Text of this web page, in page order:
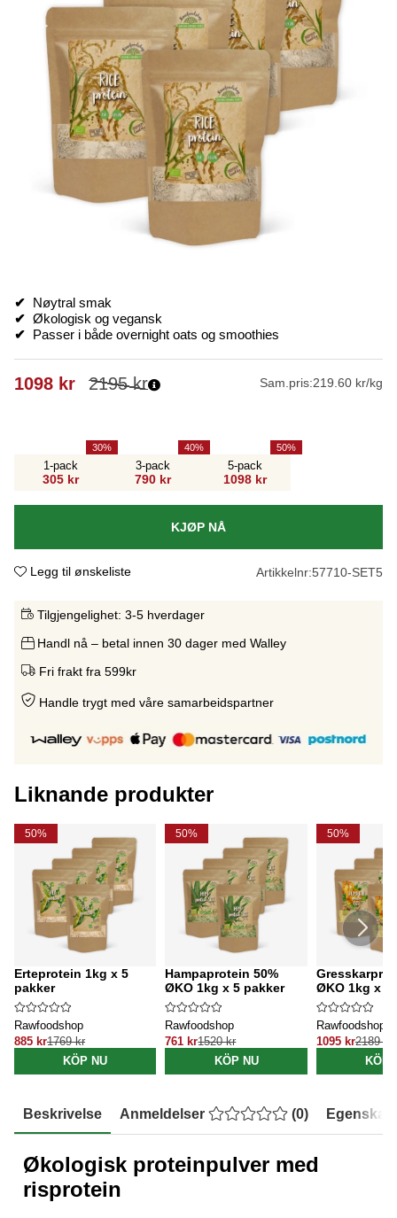
✔
Nøytral smak
✔ Økologisk og vegansk
✔
Passer i både overnight oats og smoothies
2195kr
1098 kr Sam.pris:219.60 kr/kg
1-pack
305 kr
30
3-pack
790 kr
40
5-pack
1098 kr
50
KJØP NÅ
Legg til ønskeliste Artikkelnr:57710-SET5
Tilgjengelighet: 3-5 hverdager
Handl nå – betal innen 30 dager med Walley
Fri frakt fra 599kr
Handle trygt med våre samarbeidspartner
Liknande produkter
50%
Erteprotein 1kg x 5
pakker
Rawfoodshop
885 kr1769 kr
KÖP NU
50%
Hampaprotein 50%
ØKO 1kg x 5 pakker
Rawfoodshop
761 kr1520 kr
KÖP NU
50%
ØKO 1kg x 5
Rawfoodshop
1095 kr2189 kr
KÖP
Beskrivelse Anmeldelser (0)
Økologisk proteinpulver med
risprotein